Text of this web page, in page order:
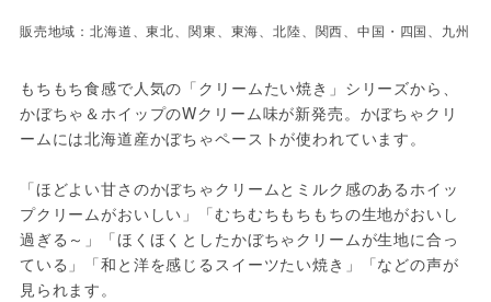
販売地域：北海道、東北、関東、東海、北陸、関西、中国・四国、九州
もちもち食感で人気の「クリームたい焼き」シリーズから、
かぼちゃ＆ホイップのWクリーム味が新発売。かぼちゃクリ
ームには北海道産かぼちゃペーストが使われています。
「ほどよい甘さのかぼちゃクリームとミルク感のあるホイッ
プクリームがおいしい」「むちむちもちもちの生地がおいし
過ぎる～」「ほくほくとしたかぼちゃクリームが生地に合っ
ている」「和と洋を感じるスイーツたい焼き」「などの声が
見られます。